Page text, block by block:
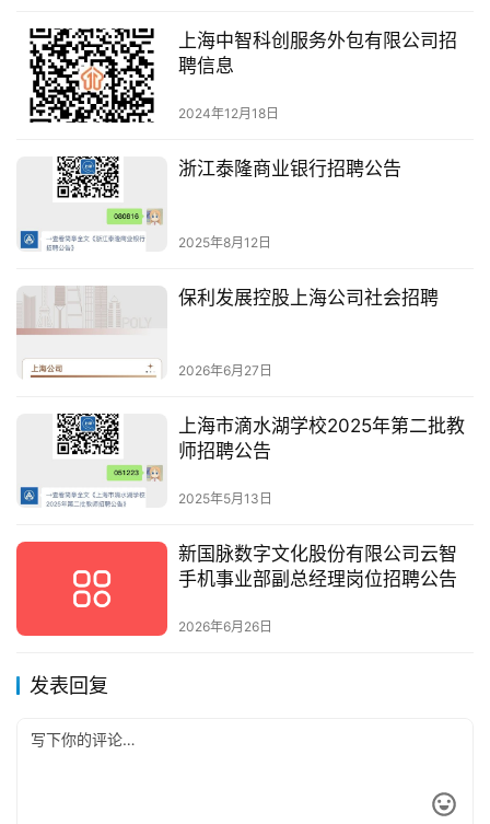
上海中智科创服务外包有限公司招
聘信息
2024年12月18日
浙江泰隆商业银行招聘公告
2025年8月12日
保利发展控股上海公司社会招聘
2026年6月27日
上海市滴水湖学校2025年第二批教
师招聘公告
2025年5月13日
新国脉数字文化股份有限公司云智
手机事业部副总经理岗位招聘公告
2026年6月26日
发表回复